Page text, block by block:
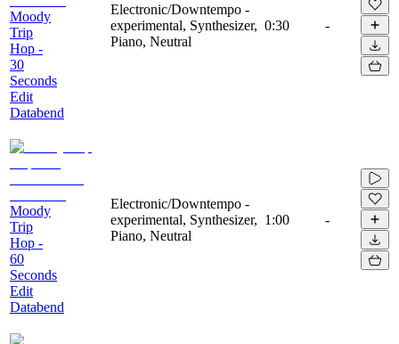
Moody
Trip
Hop -
30
Seconds
Edit
Databend
Electronic/Downtempo -
experimental, Synthesizer,
Piano, Neutral
0:30 -
Moody
Trip
Hop -
60
Seconds
Edit
Databend
Electronic/Downtempo -
experimental, Synthesizer,
Piano, Neutral
1:00 -